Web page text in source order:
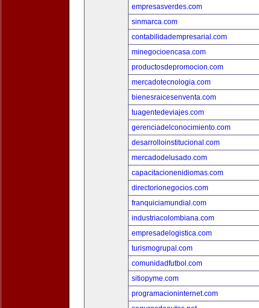
empresasverdes.com
sinmarca.com
contabilidadempresarial.com
minegocioencasa.com
productosdepromocion.com
mercadotecnologia.com
bienesraicesenventa.com
tuagentedeviajes.com
gerenciadelconocimiento.com
desarrolloinstitucional.com
mercadodelusado.com
capacitacionenidiomas.com
directorionegocios.com
franquiciamundial.com
industriacolombiana.com
empresadelogistica.com
turismogrupal.com
comunidadfutbol.com
sitiopyme.com
programacioninternet.com